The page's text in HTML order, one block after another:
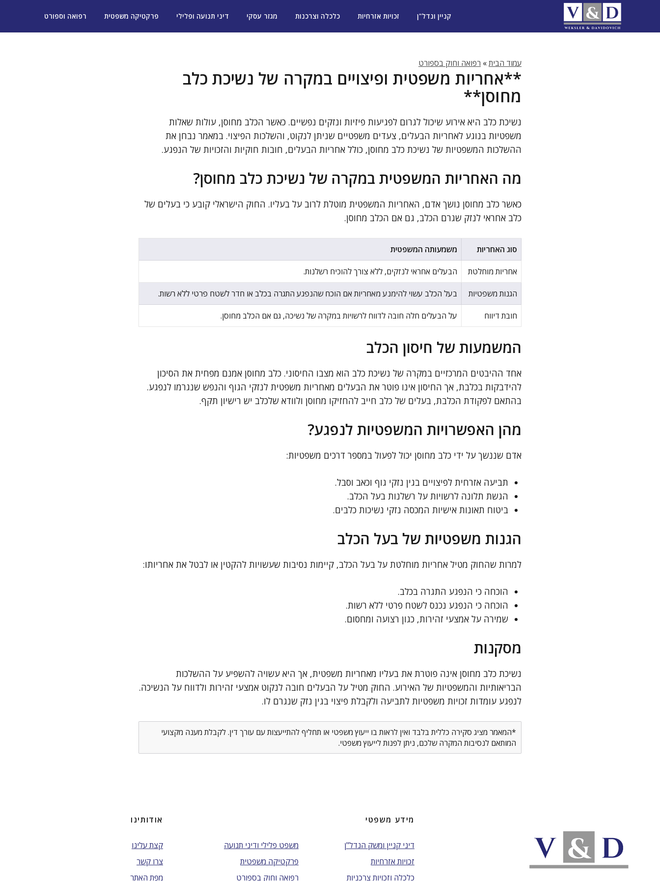
קניין ונדל"ן זכויות אזרחיות כלכלה וצרכנות מגזר עסקי דיני תנועה ופלילי פרקטיקה משפטית רפואה וספורט
עמוד הבית» רפואה וחוק בספורט
**אחריות משפטית ופיצויים במקרה של נשיכת כלב
מחוסן**
נשיכת כלב היא אירוע שיכול לגרום לפגיעות פיזיות ונזקים נפשיים. כאשר הכלב מחוסן, עולות שאלות
משפטיות בנוגע לאחריות הבעלים, צעדים משפטיים שניתן לנקוט, והשלכות הפיצוי. במאמר נבחן את
ההשלכות המשפטיות של נשיכת כלב מחוסן, כולל אחריות הבעלים, חובות חוקיות והזכויות של הנפגע.
מה האחריות המשפטית במקרה של נשיכת כלב מחוסן?
כאשר כלב מחוסן נושך אדם, האחריות המשפטית מוטלת לרוב על בעליו. החוק הישראלי קובע כי בעלים של
כלב אחראי לנזק שגרם הכלב, גם אם הכלב מחוסן.
סוג האחריות משמעותה המשפטית
אחריות מוחלטת הבעלים אחראי לנזקים, ללא צורך להוכיח רשלנות.
הגנות משפטיות בעל הכלב עשוי להימנע מאחריות אם הוכח שהנפגע התגרה בכלב או חדר לשטח פרטי ללא רשות.
חובת דיווח על הבעלים חלה חובה לדווח לרשויות במקרה של נשיכה, גם אם הכלב מחוסן.
המשמעות של חיסון הכלב
אחד ההיבטים המרכזיים במקרה של נשיכת כלב הוא מצבו החיסוני. כלב מחוסן אמנם מפחית את הסיכון
להידבקות בכלבת, אך החיסון אינו פוטר את הבעלים מאחריות משפטית לנזקי הגוף והנפש שנגרמו לנפגע.
בהתאם לפקודת הכלבת, בעלים של כלב חייב להחזיקו מחוסן ולוודא שלכלב יש רישיון תקף.
מהן האפשרויות המשפטיות לנפגע?
אדם שננשך על ידי כלב מחוסן יכול לפעול במספר דרכים משפטיות:
תביעה אזרחית לפיצויים בגין נזקי גוף וכאב וסבל.
הגשת תלונה לרשויות על רשלנות בעל הכלב.
ביטוח תאונות אישיות המכסה נזקי נשיכות כלבים.
הגנות משפטיות של בעל הכלב
למרות שהחוק מטיל אחריות מוחלטת על בעל הכלב, קיימות נסיבות שעשויות להקטין או לבטל את אחריותו:
הוכחה כי הנפגע התגרה בכלב.
הוכחה כי הנפגע נכנס לשטח פרטי ללא רשות.
שמירה על אמצעי זהירות, כגון רצועה ומחסום.
מסקנות
נשיכת כלב מחוסן אינה פוטרת את בעליו מאחריות משפטית, אך היא עשויה להשפיע על ההשלכות
הבריאותיות והמשפטיות של האירוע. החוק מטיל על הבעלים חובה לנקוט אמצעי זהירות ולדווח על הנשיכה.
לנפגע עומדות זכויות משפטיות לתביעה ולקבלת פיצוי בגין נזק שנגרם לו.
*המאמר מציג סקירה כללית בלבד ואין לראות בו ייעוץ משפטי או תחליף להתייעצות עם עורך דין. לקבלת מענה מקצועי
המותאם לנסיבות המקרה שלכם, ניתן לפנות לייעוץ משפטי.
מידע משפטי
דיני קניין ומשק הנדל"ן
זכויות אזרחיות
כלכלה וזכויות צרכניות
משפט פלילי ודיני תנועה
פרקטיקה משפטית
רפואה וחוק בספורט
אודותינו
קצת עלינו
צרו קשר
מפת האתר